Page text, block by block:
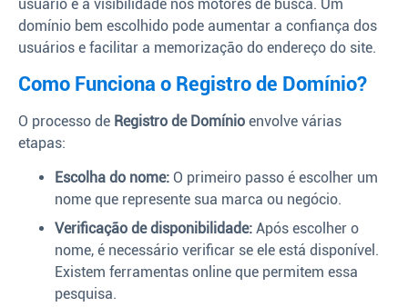
usuário e a visibilidade nos motores de busca. Um
domínio bem escolhido pode aumentar a confiança dos
usuários e facilitar a memorização do endereço do site.
Como Funciona o Registro de Domínio?
O processo de Registro de Domínio envolve várias
etapas:
Escolha do nome: O primeiro passo é escolher um
nome que represente sua marca ou negócio.
Verificação de disponibilidade: Após escolher o
nome, é necessário verificar se ele está disponível.
Existem ferramentas online que permitem essa
pesquisa.